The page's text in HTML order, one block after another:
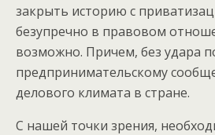
закрыть историю с
безупречно в правовом
возможно. Причем, без удара
предпринимательскому
делового климата в стране.
С нашей точки зрения,